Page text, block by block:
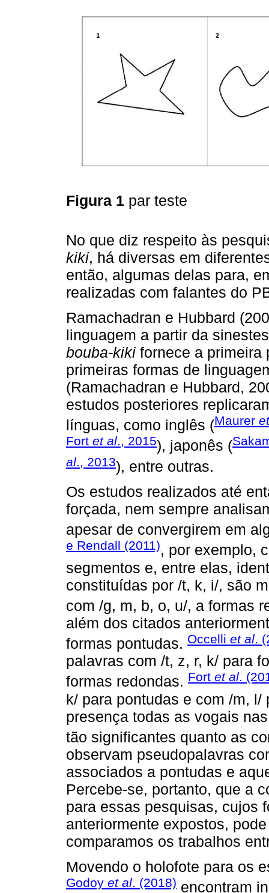
Figura 1 par teste
No que diz respeito às
kiki, há diversas em
então, algumas delas para,
realizadas com falantes do
Ramachadran e Hubbard
linguagem a partir da
bouba-kiki fornece a primeira
primeiras formas de
(Ramachadran e Hubbard,
estudos posteriores
línguas, como inglês (Maurer
Fort et al., 2015), japonês (
al ., 2013), entre outras.
Os estudos realizados até
forçada, nem sempre
apesar de convergirem em
e Rendall (2011), por exemplo,
segmentos e, entre elas,
constituídas por /t, k, i/, são
com /g, m, b, o, u/, a formas
além dos citados
formas pontudas. Occelli et al.
palavras com /t, z, r, k/ para
formas redondas. Fort et al.
k/ para pontudas e com /m,
presença todas as vogais
tão significantes quanto as
observam pseudopalavras
associados a pontudas e
Percebe-se, portanto, que a
para essas pesquisas, cujos
anteriormente expostos,
comparamos os trabalhos
Movendo o holofote para os
Godoy et al. (2018) encontram